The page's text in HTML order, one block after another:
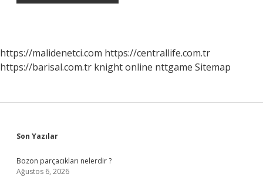
https://malidenetci.com https://centrallife.com.tr
https://barisal.com.tr knight online nttgame Sitemap
Sidebar
Son Yazılar
Bozon parçacıkları nelerdir ?
Ağustos 6, 2026